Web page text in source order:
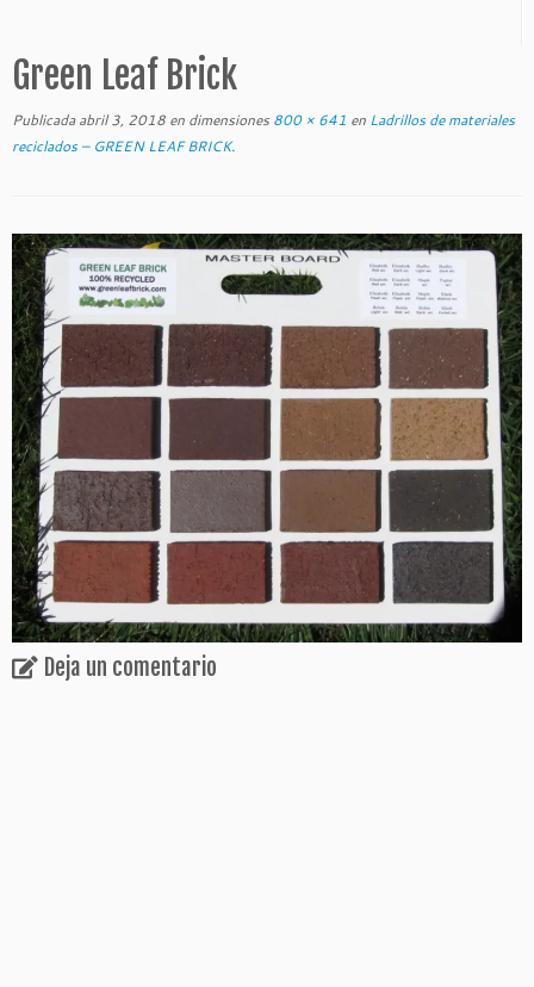
Green Leaf Brick
Publicada abril 3, 2018 en dimensiones 800 × 641 en Ladrillos de materiales
reciclados – GREEN LEAF BRICK.
Deja un comentario